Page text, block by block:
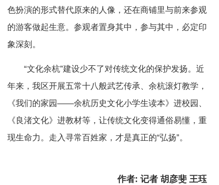
色扮演的形式替代原来的人像，还在商铺里与前来参观
的游客做起生意。参观者置身其中，参与其中，必定印
象深刻。
“文化余杭”建设少不了对传统文化的保护发扬。近
年来，我区开展五常十八般武艺传承、余杭滚灯教学，
《我们的家园——余杭历史文化小学生读本》进校园、
《良渚文化》进教材等，让传统文化变得通俗易懂，重
现生命力。走入寻常百姓家，才是真正的“弘扬”。
作者: 记者 胡彦斐 王珏